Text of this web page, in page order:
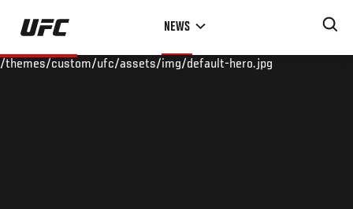
Skip
main
NEWS
/themes/custom/ufc/assets/img/default-hero.jpg